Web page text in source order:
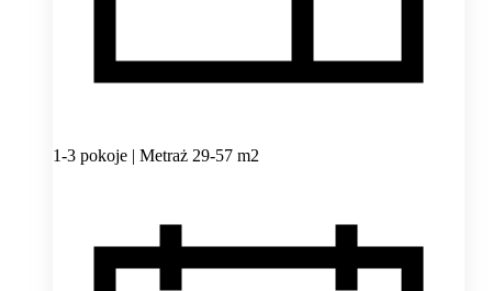
1-3 pokoje | Metraż 29-57 m2